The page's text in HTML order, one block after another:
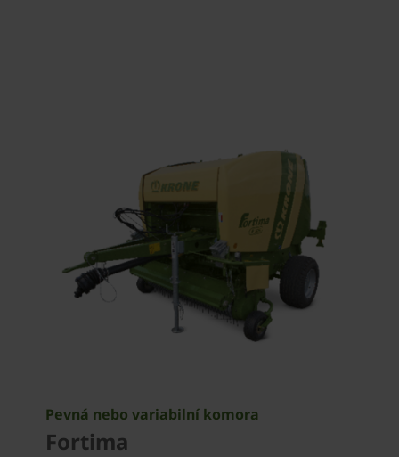
Pevná nebo variabilní komora
Fortima